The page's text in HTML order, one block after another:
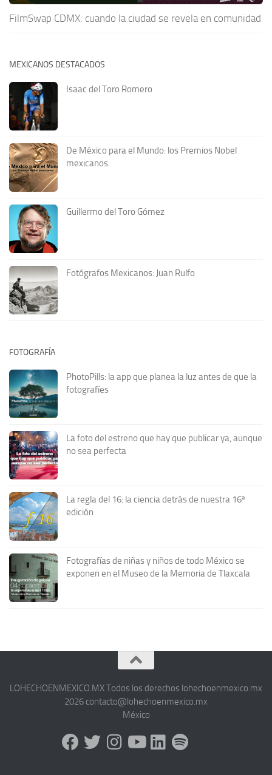
FilmSwap CDMX: cuando la ciudad se revela en comunidad
MEXICANOS DESTACADOS
Isaac del Toro Romero
De México para el Mundo: los Premios Nobel
mexicanos
Guillermo del Toro Gómez
Fotógrafos Mexicanos: Juan Rulfo
FOTOGRAFÍA
PhotoPills: la app que planea la luz antes de que la
fotografíes
La foto del estreno que hay que publicar ya, aunque
no sea perfecta
La regla del 16: la ciencia detrás de nuestra 16ª
edición
Fotografías de niñas y niños de todo México se
exponen en el Museo de la Memoria de Tlaxcala
LOHECHOENMEXICO.MX Todos los derechos lohechoenmexico.mx
2026 contacto@lohechoenmexico.mx
México